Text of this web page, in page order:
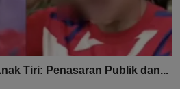
Tiri: Penasaran Publik dan...